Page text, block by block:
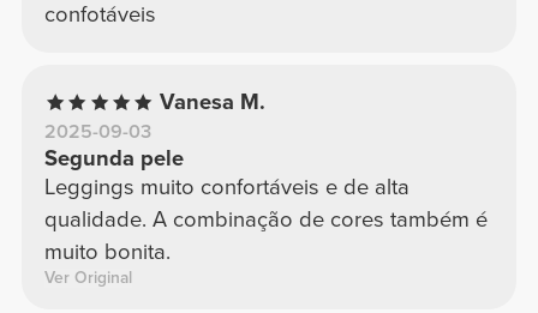
confotáveis
Vanesa M.
2025-09-03
Segunda pele
Leggings muito confortáveis e de alta
qualidade. A combinação de cores também é
muito bonita.
Ver Original